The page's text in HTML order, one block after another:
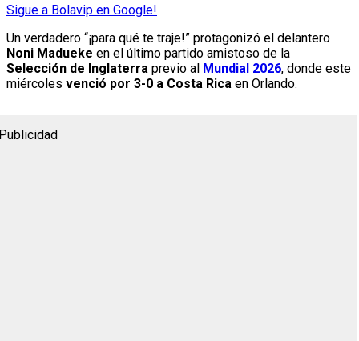
Sigue a Bolavip en Google!
Un verdadero “¡para qué te traje!” protagonizó el delantero
Noni Madueke en el último partido amistoso de la
Selección de Inglaterra previo al Mundial 2026, donde este
miércoles venció por 3-0 a Costa Rica en Orlando.